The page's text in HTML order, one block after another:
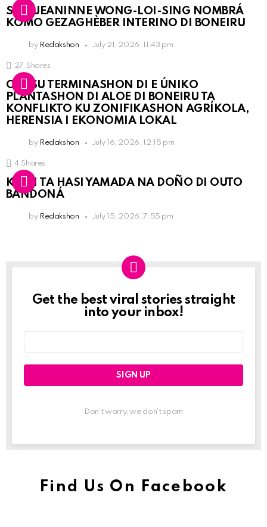
SRA. JEANINNE WONG-LOI-SING NOMBRÁ
KOMO GEZAGHÈBER INTERINO DI BONEIRU
by Redakshon July 21, 2026, 11:43 pm
27 Shares
OLB SU TERMINASHON DI E ÚNIKO
PLANTASHON DI ALOE DI BONEIRU TA
KONFLIKTO KU ZONIFIKASHON AGRÍKOLA,
HERENSIA I EKONOMIA LOKAL
by Redakshon July 16, 2026, 12:15 pm
4 Shares
KPCN TA HASI YAMADA NA DOÑO DI OUTO
BANDONÁ
by Redakshon July 15, 2026, 7:55 pm
Newslett
Get the best viral stories straight
into your inbox!
Don't worry, we don't spam
Find Us On Facebook